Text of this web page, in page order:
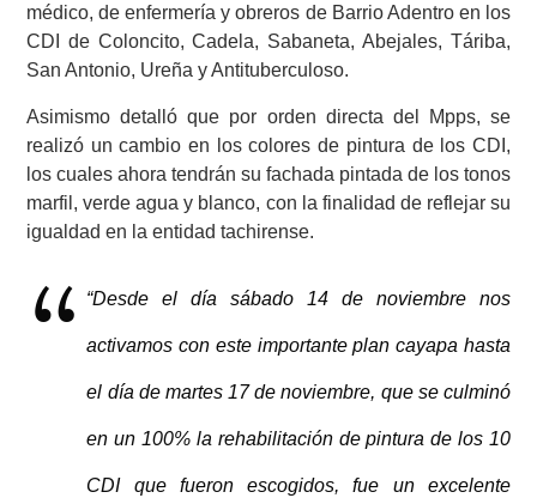
médico, de enfermería y obreros de Barrio Adentro en los
CDI de Coloncito, Cadela, Sabaneta, Abejales, Táriba,
San Antonio, Ureña y Antituberculoso.
Asimismo detalló que por orden directa del Mpps, se
realizó un cambio en los colores de pintura de los CDI,
los cuales ahora tendrán su fachada pintada de los tonos
marfil, verde agua y blanco, con la finalidad de reflejar su
igualdad en la entidad tachirense.
“Desde el día sábado 14 de noviembre nos
activamos con este importante plan cayapa hasta
el día de martes 17 de noviembre, que se culminó
en un 100% la rehabilitación de pintura de los 10
CDI que fueron escogidos, fue un excelente